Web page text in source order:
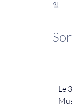
일
Le